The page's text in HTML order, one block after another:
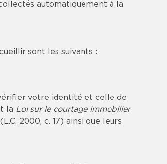
automatiquement à la
sont les suivants :
votre identité et celle de
la Loi sur le courtage immobilier
2000, c. 17) ainsi que leurs